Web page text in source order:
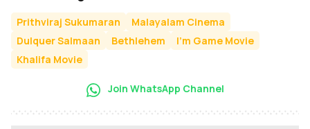
Prithviraj Sukumaran
Malayalam Cinema
Dulquer Salmaan
Bethlehem
I'm Game Movie
Khalifa Movie
Join WhatsApp Channel